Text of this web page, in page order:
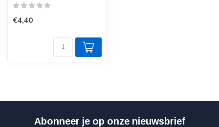
€4,40
Abonneer je op onze nieuwsbrief